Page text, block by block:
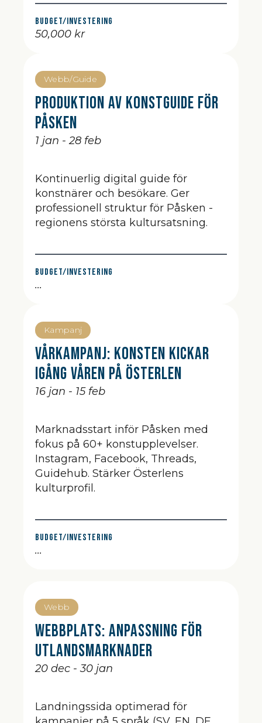
Budget/Investering
50,000 kr
Webb/Guide
Produktion av Konstguide för
Påsken
1 jan - 28 feb
Kontinuerlig digital guide för
konstnärer och besökare. Ger
professionell struktur för Påsken -
regionens största kultursatsning.
Budget/Investering
...
Kampanj
Vårkampanj: Konsten kickar
igång våren på Österlen
16 jan - 15 feb
Marknadsstart inför Påsken med
fokus på 60+ konstupplevelser.
Instagram, Facebook, Threads,
Guidehub. Stärker Österlens
kulturprofil.
Budget/Investering
...
Webb
Webbplats: Anpassning för
utlandsmarknader
20 dec - 30 jan
Landningssida optimerad för